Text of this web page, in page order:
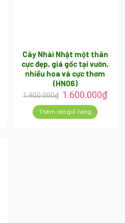
Cây Nhài Nhật một thân
cực đẹp, giá gốc tại vườn,
nhiều hoa và cực thơm
(HN06)
1.900.000₫ 1.600.000₫
Thêm vào giỏ hàng